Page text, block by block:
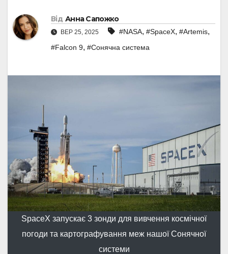
Від Анна Сапожко
ВЕР 25, 2025 #NASA, #SpaceX, #Artemis,
#Falcon 9, #Сонячна система
SpaceX запускає 3 зонди для вивчення космічної
погоди та картографування меж нашої Сонячної
системи